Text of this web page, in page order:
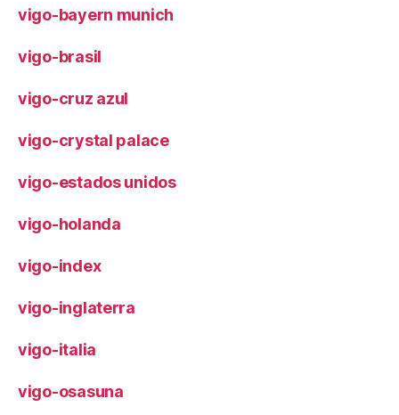
vigo-bayern munich
vigo-brasil
vigo-cruz azul
vigo-crystal palace
vigo-estados unidos
vigo-holanda
vigo-index
vigo-inglaterra
vigo-italia
vigo-osasuna